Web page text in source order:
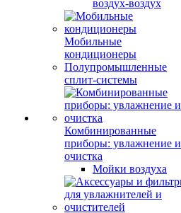
воздух-воздух
Мобильные
кондиционеры
Полупромышленные
сплит-системы
Комбинированные
приборы: увлажнение и
очистка
Мойки воздуха